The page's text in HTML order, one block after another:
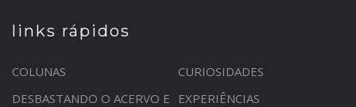
links rápidos
COLUNAS
CURIOSIDADES
DESBASTANDO O ACERVO E
EXPERIÊNCIAS